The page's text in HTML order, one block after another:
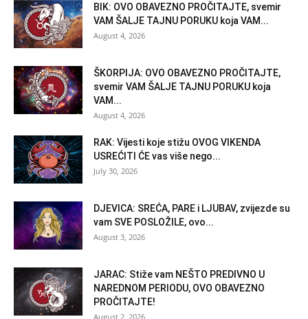
BIK: OVO OBAVEZNO PROČITAJTE, svemir
VAM ŠALJE TAJNU PORUKU koja VAM...
August 4, 2026
ŠKORPIJA: OVO OBAVEZNO PROČITAJTE,
svemir VAM ŠALJE TAJNU PORUKU koja
VAM...
August 4, 2026
RAK: Vijesti koje stižu OVOG VIKENDA
USREĆITI ĆE vas više nego...
July 30, 2026
DJEVICA: SREĆA, PARE i LJUBAV, zvijezde su
vam SVE POSLOŽILE, ovo...
August 3, 2026
JARAC: Stiže vam NEŠTO PREDIVNO U
NAREDNOM PERIODU, OVO OBAVEZNO
PROČITAJTE!
August 2, 2026